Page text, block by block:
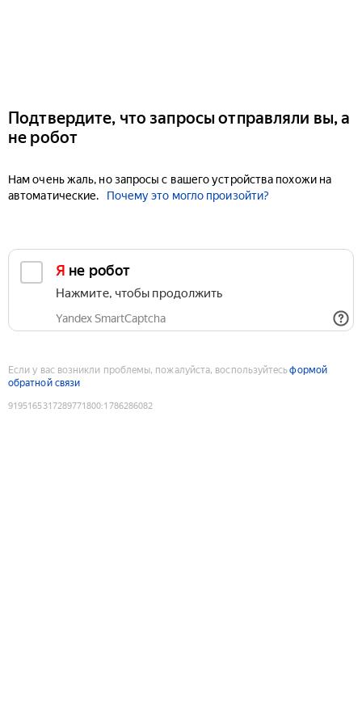
Подтвердите, что запросы отправляли вы, а
не робот
Нам очень жаль, но запросы с вашего устройства похожи на
автоматические.
Почему это могло произойти?
Я не робот
Нажмите, чтобы продолжить
Yandex SmartCaptcha
Если у вас возникли проблемы, пожалуйста, воспользуйтесьформой
обратной связи
9195165317289771800:1786286082